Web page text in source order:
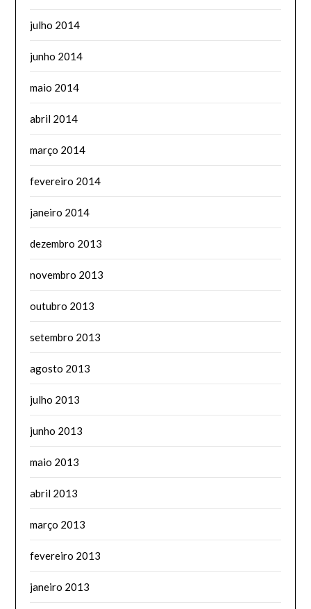
julho 2014
junho 2014
maio 2014
abril 2014
março 2014
fevereiro 2014
janeiro 2014
dezembro 2013
novembro 2013
outubro 2013
setembro 2013
agosto 2013
julho 2013
junho 2013
maio 2013
abril 2013
março 2013
fevereiro 2013
janeiro 2013